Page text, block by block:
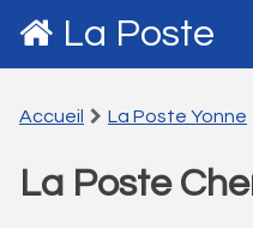
La Poste
Accueil La Poste Yonne
La Poste